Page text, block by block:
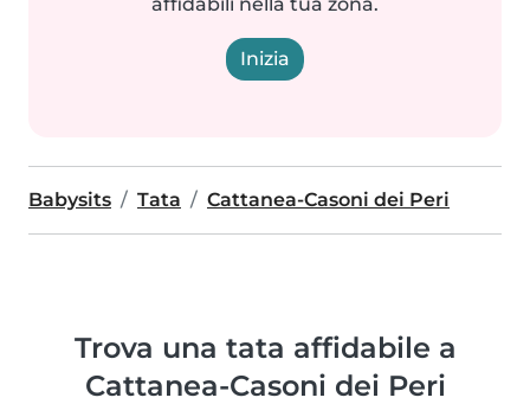
Inizia
Babysits Tata Cattanea-Casoni dei Peri
Trova una tata affidabile a
Cattanea-Casoni dei Peri